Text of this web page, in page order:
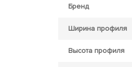
Бренд
Ширина профиля
Высота профиля